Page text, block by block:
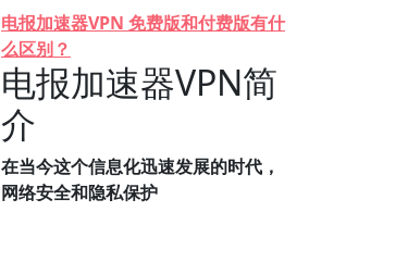
电报加速器VPN 免费版和付费版有什
么区别？
电报加速器VPN简
介
在当今这个信息化迅速发展的时代，
网络安全和隐私保护